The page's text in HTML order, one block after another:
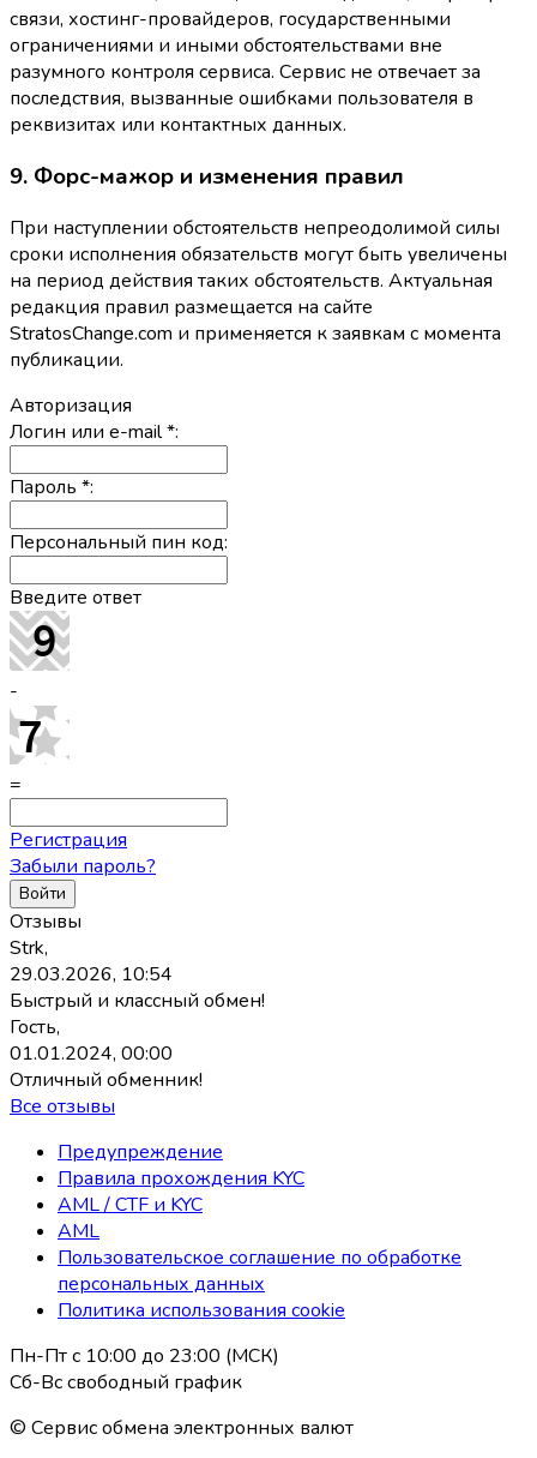
связи, хостинг-провайдеров, государственными
ограничениями и иными обстоятельствами вне
разумного контроля сервиса. Сервис не отвечает за
последствия, вызванные ошибками пользователя в
реквизитах или контактных данных.
9. Форс-мажор и изменения правил
При наступлении обстоятельств непреодолимой силы
сроки исполнения обязательств могут быть увеличены
на период действия таких обстоятельств. Актуальная
редакция правил размещается на сайте
StratosChange.com и применяется к заявкам с момента
публикации.
Авторизация
Логин или e-mail*:
Пароль *:
Персональный пин код:
Введите ответ
-
=
Регистрация
Забыли пароль?
Отзывы
Strk,
29.03.2026, 10:54
Быстрый и классный обмен!
Гость,
01.01.2024, 00:00
Отличный обменник!
Все отзывы
Предупреждение
Правила прохождения KYC
AML / CTF и KYC
AML
Пользовательское соглашение по обработке
персональных данных
Политика использования coоkie
Пн-Пт с 10:00 до 23:00 (МСК)
Сб-Вс свободный график
© Сервис обмена электронных валют